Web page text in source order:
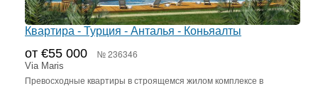
Квартира - Турция - Анталья - Коньяалты
от €55 000 № 236346
Via Maris
Превосходные квартиры в строящемся жилом комплексе в